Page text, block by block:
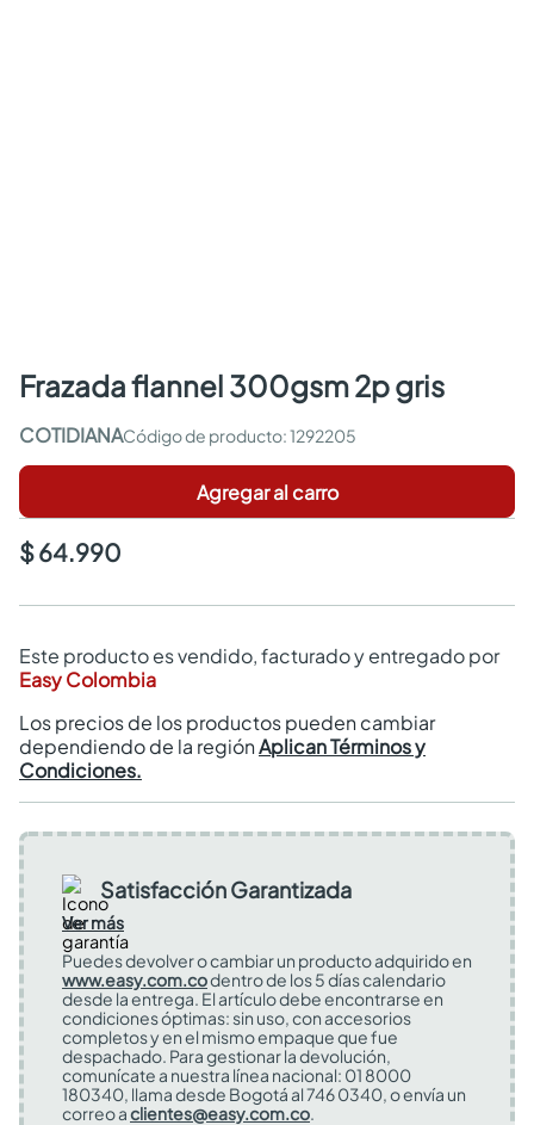
frazada flannel 300gsm 2p gris
COTIDIANA :1292205
Agregar al carro
$ 64.990
Este producto es vendido, facturado y entregado por
Easy Colombia
Los precios de los productos pueden cambiar
dependiendo de la regiónAplican Términos y
Condiciones.
Satisfacción Garantizada
Ver más
Puedes devolver o cambiar un producto adquirido en
www.easy.com.codentro de los 5 días calendario
desde la entrega. El artículo debe encontrarse en
condiciones óptimas: sin uso, con accesorios
completos y en el mismo empaque que fue
despachado. Para gestionar la devolución,
comunícate a nuestra línea nacional: 01 8000
180340, llama desde Bogotá al 746 0340, o envía un
correo aclientes@easy.com.co.